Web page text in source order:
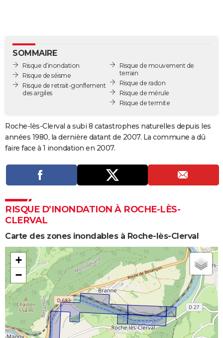
BONS PLANS
CARTE DE VOEUX
Carte de Noël
Carte Bonne année
Carte Saint-Valentin
Carte Pâques
Carte d'anniversaire
DICTIONNAIRE
COPAINS D'AVANT
S'inscrire
Se connecter
Lycées
Collèges
Primaires
Universités
Entreprises
Service militaire
Avis de recherche
SOMMAIRE
Risque d’inondation
Risque de séisme
Risque de retrait-gonflement
des argiles
Risque de mouvement de
terrain
Risque de radon
Risque de mérule
Risque de termite
Roche-lès-Clerval a subi 8 catastrophes naturelles depuis les
années 1980, la dernière datant de 2007. La commune a dû
faire face à 1 inondation en 2007.
RISQUE D’INONDATION À ROCHE-LÈS-
CLERVAL
Carte des zones inondables à Roche-lès-Clerval
+
−